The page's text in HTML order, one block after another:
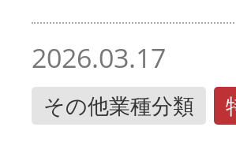
2026.03.17
その他業種分類